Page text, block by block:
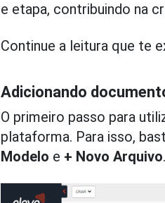
e etapa, contribuindo na
Continue a leitura que te
Adicionando
O primeiro passo para
plataforma. Para isso,
Modelo e + Novo Arquivo.